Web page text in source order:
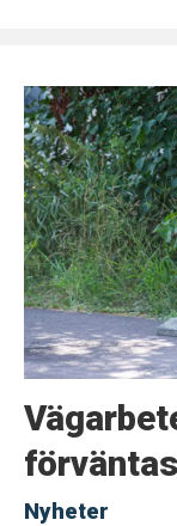
Nyheter